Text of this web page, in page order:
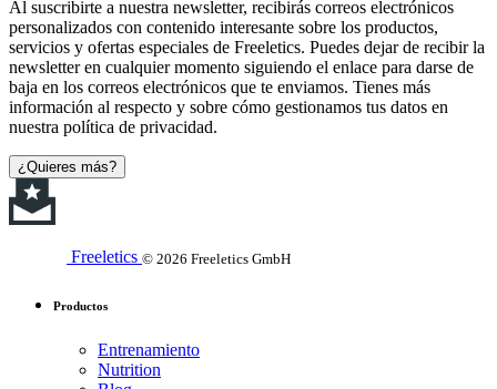
Al suscribirte a nuestra newsletter, recibirás correos electrónicos
personalizados con contenido interesante sobre los productos,
servicios y ofertas especiales de Freeletics. Puedes dejar de recibir la
newsletter en cualquier momento siguiendo el enlace para darse de
baja en los correos electrónicos que te enviamos. Tienes más
información al respecto y sobre cómo gestionamos tus datos en
nuestra política de privacidad.
¿Quieres más?
Freeletics © 2026 Freeletics GmbH
Productos
Entrenamiento
Nutrition